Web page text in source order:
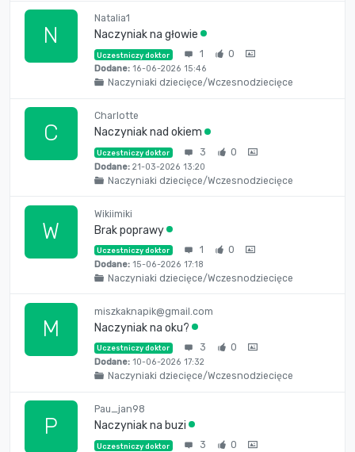
N
Natalia1
Naczyniak na głowie
Uczestniczy doktor 1 0
Dodane:16-06-2026 15:46
Naczyniaki dziecięce/Wczesnodziecięce
C
Charlotte
Naczyniak nad okiem
Uczestniczy doktor 3 0
Dodane:21-03-2026 13:20
Naczyniaki dziecięce/Wczesnodziecięce
W
Wikiimiki
Brak poprawy
Uczestniczy doktor 1 0
Dodane:15-06-2026 17:18
Naczyniaki dziecięce/Wczesnodziecięce
M
miszkaknapik@gmail.com
Naczyniak na oku?
Uczestniczy doktor 3 0
Dodane:10-06-2026 17:32
Naczyniaki dziecięce/Wczesnodziecięce
P
Pau_jan98
Naczyniak na buzi
Uczestniczy doktor 3 0